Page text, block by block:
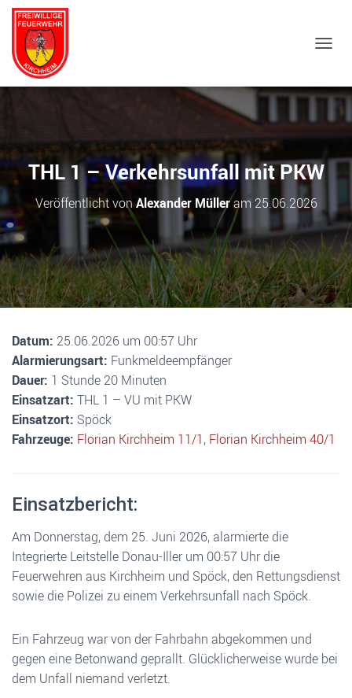
THL 1 – Verkehrsunfall mit PKW
Veröffentlicht vonAlexander Mülleram 25.06.2026
Datum: 25.06.2026 um 00:57 Uhr
Alarmierungsart: Funkmeldeempfänger
Dauer: 1 Stunde 20 Minuten
Einsatzart: THL 1 – VU mit PKW
Einsatzort: Spöck
Fahrzeuge: Florian Kirchheim 11/1, Florian Kirchheim 40/1
Einsatzbericht:
Am Donnerstag, dem 25. Juni 2026, alarmierte die
Integrierte Leitstelle Donau-Iller um 00:57 Uhr die
Feuerwehren aus Kirchheim und Spöck, den Rettungsdienst
sowie die Polizei zu einem Verkehrsunfall nach Spöck.
Ein Fahrzeug war von der Fahrbahn abgekommen und
gegen eine Betonwand geprallt. Glücklicherweise wurde bei
dem Unfall niemand verletzt.